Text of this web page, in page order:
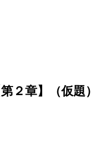
２章】（仮題）